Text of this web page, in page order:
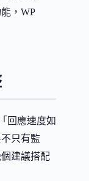
，WP
回應速度如
只有監
建議搭配